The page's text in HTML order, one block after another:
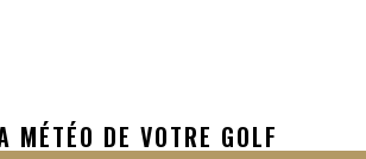
MÉTÉO DE VOTRE GOLF